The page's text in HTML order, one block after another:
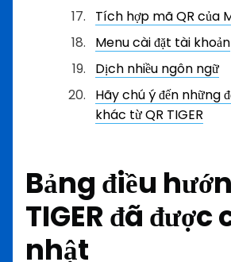
Tích hợp mã QR của
Menu cài đặt tài khoản
Dịch nhiều ngôn ngữ
Hãy chú ý đến những
khác từ QR TIGER
Bảng điều
TIGER đã được
nhật